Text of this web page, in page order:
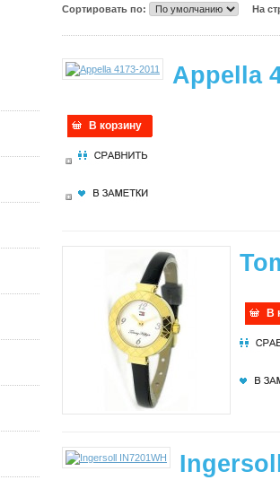
Сортировать по: На
Appella
В корзину
В